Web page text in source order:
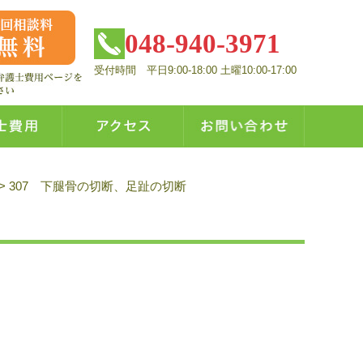
048-940-3971
受付時間 平日9:00-18:00 土曜10:00-17:00
307 下腿骨の切断、足趾の切断